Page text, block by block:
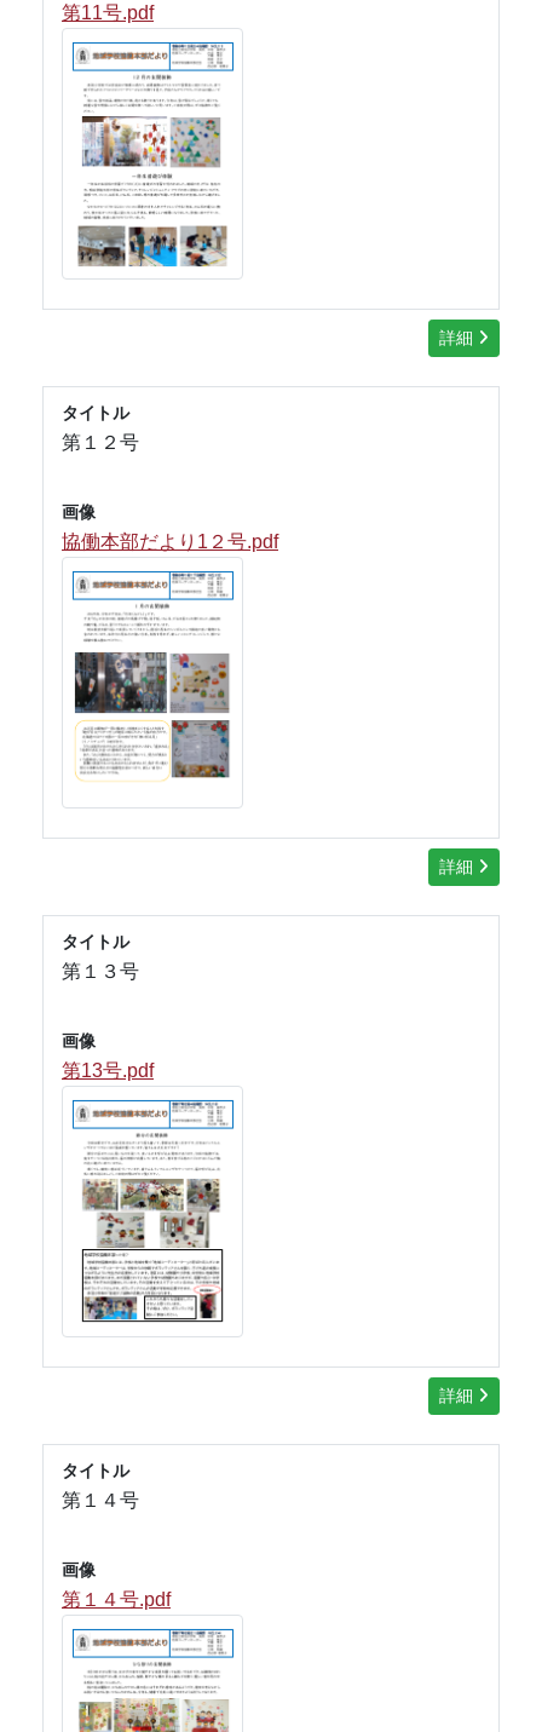
第11号.pdf
詳細
タイトル
第１２号
画像
協働本部だより1２号.pdf
詳細
タイトル
第１３号
画像
第13号.pdf
詳細
タイトル
第１４号
画像
第１４号.pdf